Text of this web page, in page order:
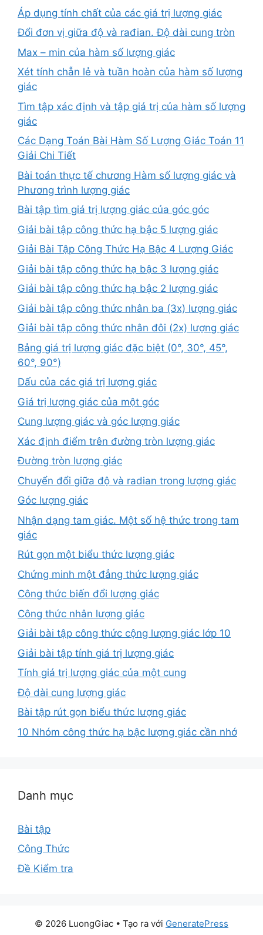
Áp dụng tính chất của các giá trị lượng giác
Đổi đơn vị giữa độ và rađian. Độ dài cung tròn
Max – min của hàm số lượng giác
Xét tính chẵn lẻ và tuần hoàn của hàm số lượng
giác
Tìm tập xác định và tập giá trị của hàm số lượng
giác
Các Dạng Toán Bài Hàm Số Lượng Giác Toán 11
Giải Chi Tiết
Bài toán thực tế chương Hàm số lượng giác và
Phương trình lượng giác
Bài tập tìm giá trị lượng giác của góc góc
Giải bài tập công thức hạ bậc 5 lượng giác
Giải Bài Tập Công Thức Hạ Bậc 4 Lượng Giác
Giải bài tập công thức hạ bậc 3 lượng giác
Giải bài tập công thức hạ bậc 2 lượng giác
Giải bài tập công thức nhân ba (3x) lượng giác
Giải bài tập công thức nhân đôi (2x) lượng giác
Bảng giá trị lượng giác đặc biệt (0°, 30°, 45°,
60°, 90°)
Dấu của các giá trị lượng giác
Giá trị lượng giác của một góc
Cung lượng giác và góc lượng giác
Xác định điểm trên đường tròn lượng giác
Đường tròn lượng giác
Chuyển đổi giữa độ và radian trong lượng giác
Góc lượng giác
Nhận dạng tam giác. Một số hệ thức trong tam
giác
Rút gọn một biểu thức lượng giác
Chứng minh một đẳng thức lượng giác
Công thức biến đổi lượng giác
Công thức nhân lượng giác
Giải bài tập công thức cộng lượng giác lớp 10
Giải bài tập tính giá trị lượng giác
Tính giá trị lượng giác của một cung
Độ dài cung lượng giác
Bài tập rút gọn biểu thức lượng giác
10 Nhóm công thức hạ bậc lượng giác cần nhớ
Danh mục
Bài tập
Công Thức
Đề Kiểm tra
© 2026 LuongGiac • Tạo ra với GeneratePress